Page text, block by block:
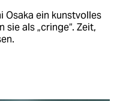
Osaka ein kunstvolles
sie als „cringe“. Zeit,